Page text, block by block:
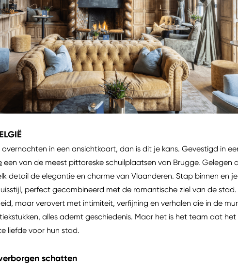
in een ansichtkaart, dan is dit je kans. Gevestigd in
een van de meest pittoreske schuilplaatsen van Brugge. Gelegen
detail de elegantie en charme van Vlaanderen. Stap binnen en
perfect gecombineerd met de romantische ziel van de
maar verovert met intimiteit, verfijning en verhalen die in de
alles ademt geschiedenis. Maar het is het team dat
liefde voor hun stad.
schatten